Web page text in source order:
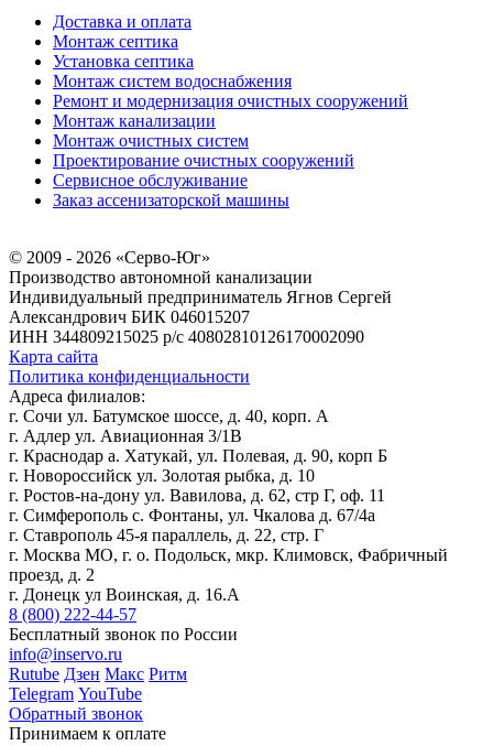
Доставка и оплата
Монтаж септика
Установка септика
Монтаж систем водоснабжения
Ремонт и модернизация очистных сооружений
Монтаж канализации
Монтаж очистных систем
Проектирование очистных сооружений
Сервисное обслуживание
Заказ ассенизаторской машины
© 2009 - 2026 «Серво-Юг»
Производство автономной канализации
Индивидуальный предприниматель Ягнов Сергей
Александрович БИК 046015207
ИНН 344809215025 р/с 40802810126170002090
Карта сайта
Политика конфиденциальности
Адреса филиалов:
г. Сочи ул. Батумское шоссе, д. 40, корп. А
г. Адлер ул. Авиационная 3/1В
г. Краснодар а. Хатукай, ул. Полевая, д. 90, корп Б
г. Новороссийск ул. Золотая рыбка, д. 10
г. Ростов-на-дону ул. Вавилова, д. 62, стр Г, оф. 11
г. Симферополь с. Фонтаны, ул. Чкалова д. 67/4а
г. Ставрополь 45-я параллель, д. 22, стр. Г
г. Москва МО, г. о. Подольск, мкр. Климовск, Фабричный
проезд, д. 2
г. Донецк ул Воинская, д. 16.А
8 (800) 222-44-57
Бесплатный звонок по России
info@inservo.ru
Rutube Дзен Макс Ритм
Telegram YouTube
Обратный звонок
Принимаем к оплате